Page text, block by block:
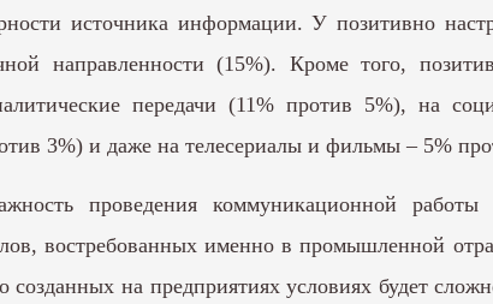
источника информации. У позитивно
направленности (15%). Кроме того,
передачи (11% против 5%), на
3%) и даже на телесериалы и фильмы – 5%
проведения коммуникационной
востребованных именно в промышленной
на предприятиях условиях будет